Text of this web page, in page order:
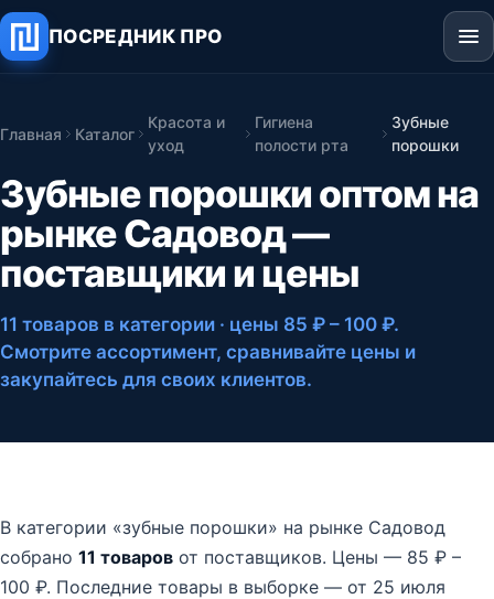
ПОСРЕДНИК ПРО
Главная Каталог
Красота и
уход
Гигиена
полости рта
Зубные
порошки
Зубные порошки оптом на
рынке Садовод —
поставщики и цены
11 товаров в категории · цены 85 ₽ – 100 ₽.
Смотрите ассортимент, сравнивайте цены и
закупайтесь для своих клиентов.
В категории «зубные порошки» на рынке Садовод
собрано 11 товаров от поставщиков. Цены — 85 ₽ –
100 ₽. Последние товары в выборке — от 25 июля